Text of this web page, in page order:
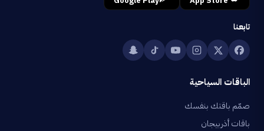
تابعنا
الباقات السياحية
صمّم باقتك بنفسك
باقات أذربيجان